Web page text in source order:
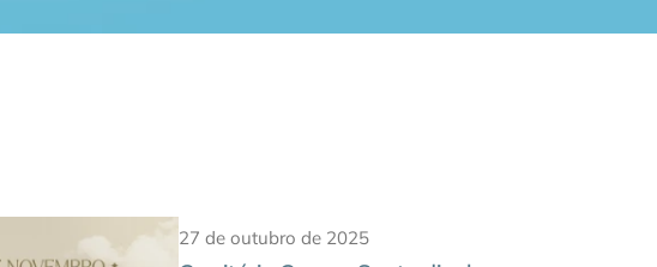
27 de outubro de 2025